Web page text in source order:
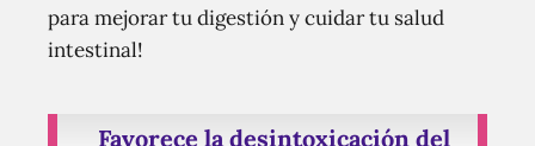
para mejorar tu digestión y cuidar tu salud
intestinal!
Favorece la desintoxicación del